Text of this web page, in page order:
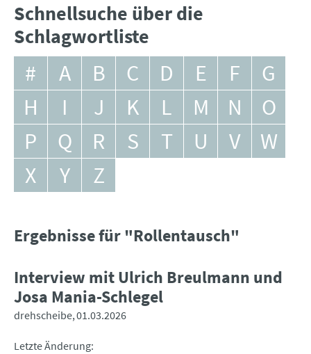
Schnellsuche über die
Schlagwortliste
# A B C D E F
G
H
I J K L M N
O
P
Q R S T U V
W
X
Y Z
Ergebnisse für "Rollentausch"
Interview mit Ulrich Breulmann und
Josa Mania-Schlegel
drehscheibe 01.03.2026
Letzte Änderung